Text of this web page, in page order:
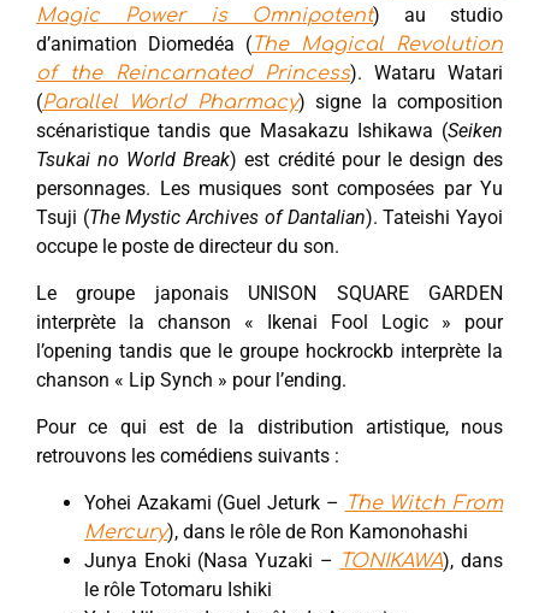
Magic Power is Omnipotent) au studio
d’animation Diomedéa (The Magical Revolution
of the Reincarnated Princess). Wataru Watari
(Parallel World Pharmacy) signe la composition
scénaristique tandis que Masakazu Ishikawa (Seiken
Tsukai no World Break) est crédité pour le design des
personnages. Les musiques sont composées par Yu
Tsuji (The Mystic Archives of Dantalian). Tateishi Yayoi
occupe le poste de directeur du son.
Le groupe japonais UNISON SQUARE GARDEN
interprète la chanson « Ikenai Fool Logic » pour
l’opening tandis que le groupe hockrockb interprète la
chanson « Lip Synch » pour l’ending.
Pour ce qui est de la distribution artistique, nous
retrouvons les comédiens suivants :
Yohei Azakami (Guel Jeturk – The Witch From
Mercury), dans le rôle de Ron Kamonohashi
Junya Enoki (Nasa Yuzaki – TONIKAWA), dans
le rôle Totomaru Ishiki